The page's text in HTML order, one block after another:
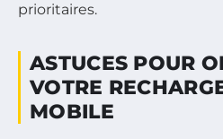
prioritaires.
ASTUCES POUR
VOTRE
MOBILE